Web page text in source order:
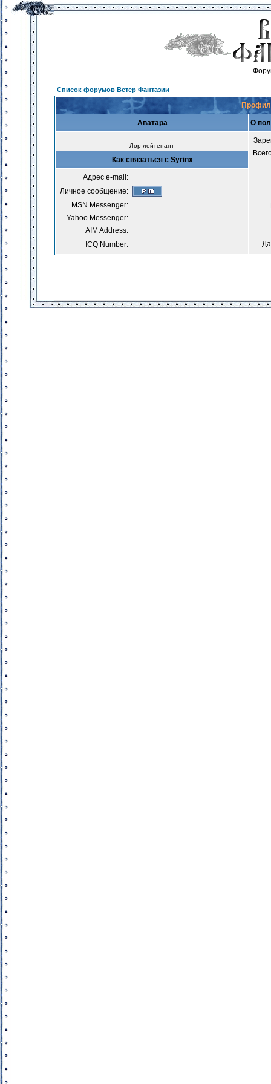
Список форумов Ветер Фантазии
Аватара О
Лор-лейтенант
Как связаться с Syrinx
Адрес e-mail:
Личное сообщение:
MSN Messenger:
Yahoo Messenger:
AIM Address:
ICQ Number: